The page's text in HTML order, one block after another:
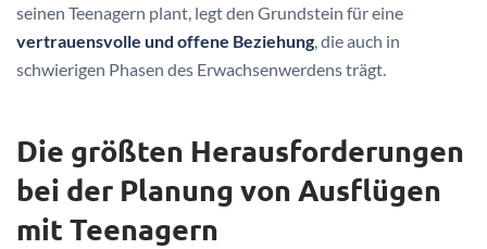
seinen Teenagern plant, legt den Grundstein für eine
vertrauensvolle und offene Beziehung , die auch in
schwierigen Phasen des Erwachsenwerdens trägt.
Die größten Herausforderungen
bei der Planung von Ausflügen
mit Teenagern